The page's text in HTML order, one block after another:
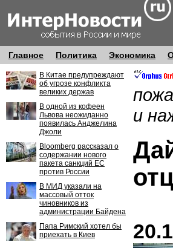
Главное Политика Экономика
В Китае предупреждают
об угрозе конфликта
великих держав
В одной из кофеен
Львова неожиданно
появилась Анджелина
Джоли
Bloomberg рассказал о
содержании нового
пакета санкций ЕС
против России
В МИД указали на
массовый отток
чиновников из
администрации Байдена
Папа Римский хотел бы
приехать в Киев
и